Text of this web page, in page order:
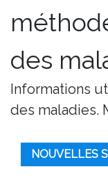
des
Informations
des maladies.
NOUVELLES